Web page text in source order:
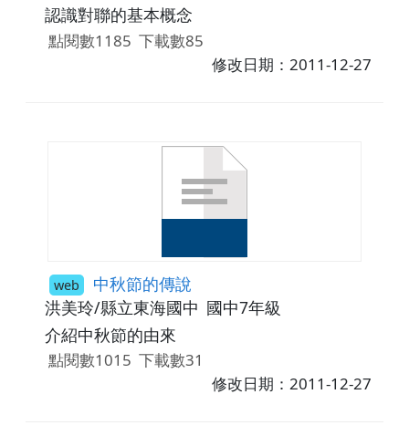
認識對聯的基本概念
點閱數1185 下載數85
修改日期：2011-12-27
web 中秋節的傳說
洪美玲/縣立東海國中 國中7年級
介紹中秋節的由來
點閱數1015 下載數31
修改日期：2011-12-27